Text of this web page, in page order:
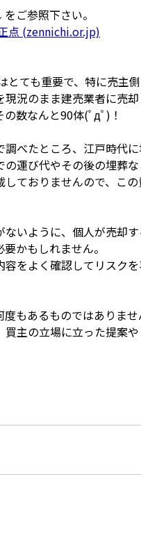
ご参照下さい。
点 (zennichi.or.jp)
ても重要で、特に売主側
況のまま建売業者に売
の数なんと90体(ﾟдﾟ)！
べたところ、江戸時代
運び代やその後の埋葬
ておりませんので、この
いように、個人が売却
かもしれません。
をよく確認してリスク
もあるものではありま
主の立場に立った提案